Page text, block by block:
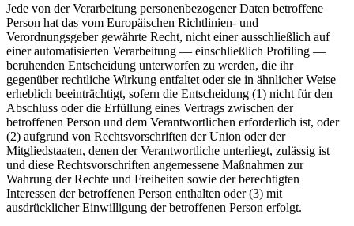
Jede von der Verarbeitung personenbezogener Daten betroffene
Person hat das vom Europäischen Richtlinien- und
Verordnungsgeber gewährte Recht, nicht einer ausschließlich auf
einer automatisierten Verarbeitung — einschließlich Profiling —
beruhenden Entscheidung unterworfen zu werden, die ihr
gegenüber rechtliche Wirkung entfaltet oder sie in ähnlicher Weise
erheblich beeinträchtigt, sofern die Entscheidung (1) nicht für den
Abschluss oder die Erfüllung eines Vertrags zwischen der
betroffenen Person und dem Verantwortlichen erforderlich ist, oder
(2) aufgrund von Rechtsvorschriften der Union oder der
Mitgliedstaaten, denen der Verantwortliche unterliegt, zulässig ist
und diese Rechtsvorschriften angemessene Maßnahmen zur
Wahrung der Rechte und Freiheiten sowie der berechtigten
Interessen der betroffenen Person enthalten oder (3) mit
ausdrücklicher Einwilligung der betroffenen Person erfolgt.